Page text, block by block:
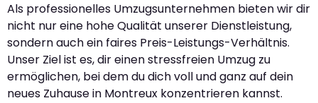
Als professionelles Umzugsunternehmen bieten wir dir
nicht nur eine hohe Qualität unserer Dienstleistung,
sondern auch ein faires Preis-Leistungs-Verhältnis.
Unser Ziel ist es, dir einen stressfreien Umzug zu
ermöglichen, bei dem du dich voll und ganz auf dein
neues Zuhause in Montreux konzentrieren kannst.